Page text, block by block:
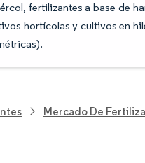
fertilizantes a base de
hortícolas y cultivos en
Mercado De